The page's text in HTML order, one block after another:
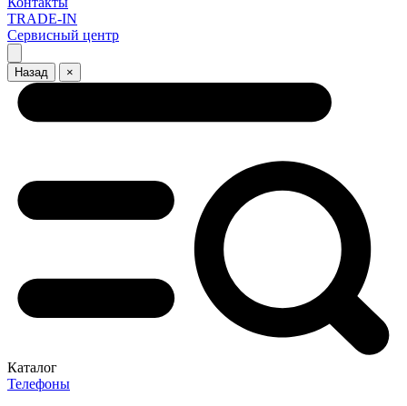
TRADE-IN
Сервисный центр
Назад ×
Каталог
Телефоны